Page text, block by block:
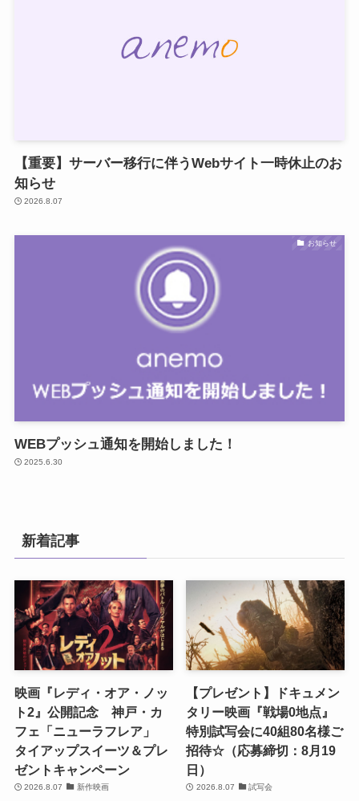
【重要】サーバー移行に伴うWebサイト一時休止のお
知らせ
2026.8.07
お知らせ
WEBプッシュ通知を開始しました！
2025.6.30
新着記事
映画『レディ・オア・ノッ
ト2』公開記念 神戸・カ
フェ「ニューラフレア」
タイアップスイーツ＆プレ
ゼントキャンペーン
2026.8.07 新作映画
【プレゼント】ドキュメン
タリー映画『戦場0地点』
特別試写会に40組80名様ご
招待☆（応募締切：8月19
日）
2026.8.07 試写会